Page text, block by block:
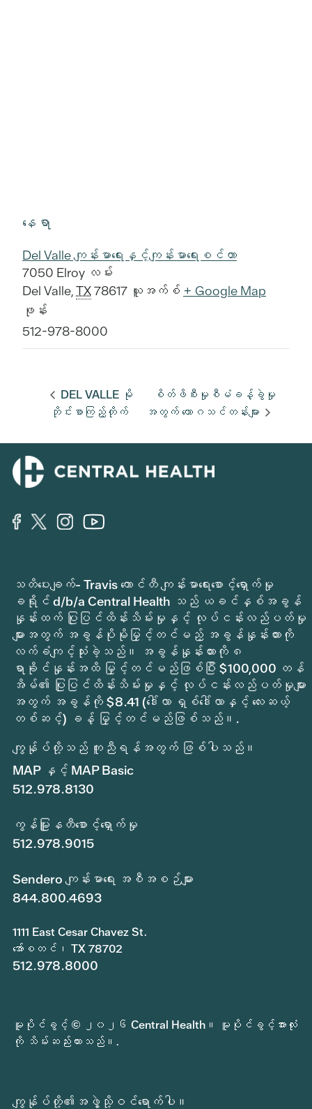
နေရာ
Del Valle ကျန်းမာရေးနှင့်ကျန်းမာရေးစင်တာ
7050 Elroy လမ်း
Del Valle,TX78617 ယူအက်စ် + Google Map
ဖုန်း
512-978-8000
DEL VALLE မို
ဘိုင်းစာကြည့်တိုက်
စိတ်ဖိစီးမှုစီမံခန့်ခွဲမှု
အတွက် ယောဂသင်တန်းများ
သတိပေးချက်- Travis ကောင်တီ ကျန်းမာရေးစောင့်ရှောက်မှု
ခရိုင် d/b/a Central Health သည် ယခင်နှစ်အခွန်
နှုန်းထက် ပြုပြင်ထိန်းသိမ်းမှုနှင့် လုပ်ငန်းလည်ပတ်မှု
များအတွက် အခွန်ပိုမိုမြှင့်တင်မည့် အခွန်နှုန်းထားကို
လက်ခံကျင့်သုံးခဲ့သည်။ အခွန်နှုန်းထားကို ၈
ရာခိုင်နှုန်းအထိ မြှင့်တင်မည်ဖြစ်ပြီး $100,000 တန်
အိမ်၏ ပြုပြင်ထိန်းသိမ်းမှုနှင့် လုပ်ငန်းလည်ပတ်မှုများ
အတွက် အခွန်ကို $8.41 (ဒေါ်လာ ရှစ်ဒေါ်လာနှင့် လေးဆယ့်
တစ်ဆင့်) ခန့် မြှင့်တင်မည်ဖြစ်သည်။.
ကျွန်ုပ်တို့သည် ကူညီရန်အတွက် ဖြစ်ပါသည်။
MAP နှင့် MAP Basic
512.978.8130
ကွန်မြူနတီစောင့်ရှောက်မှု
512.978.9015
Sendero ကျန်းမာရေး အစီအစဉ်များ
844.800.4693
1111 East Cesar Chavez St.
အော်စတင်၊ TX 78702
512.978.8000
မူပိုင်ခွင့် © ၂၀၂၆ Central Health။ မူပိုင်ခွင့်အားလုံး
ကို သိမ်းဆည်းထားသည်။.
ကျွန်ုပ်တို့၏အဖွဲ့သို့ဝင်ရောက်ပါ။